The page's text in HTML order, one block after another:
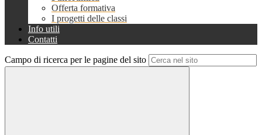
Offerta formativa
I progetti delle classi
Info utili
Contatti
Campo di ricerca per le pagine del sito